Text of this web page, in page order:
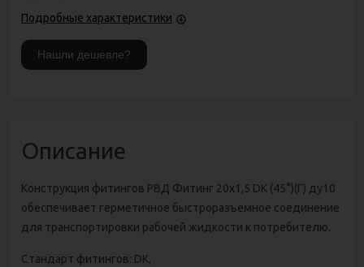
Подробные характеристики
Описание
Конструкция фитингов РВД Фитинг 20х1,5 DK (45°)(Г) ду10
обеспечивает герметичное быстроразъемное соединение
для транспортировки рабочей жидкости к потребителю.
Стандарт фитингов: DK,